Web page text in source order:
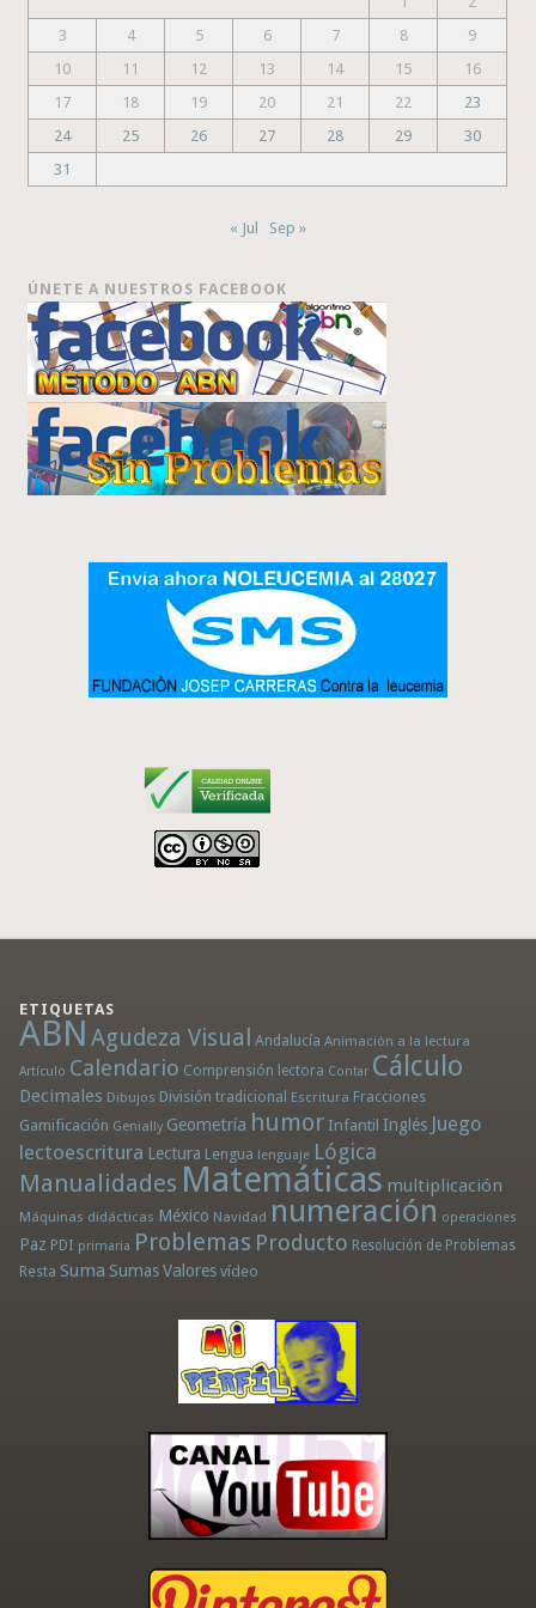
3
4 5 6 7 8
9
10
11 12 13 14 15
16
17
18 19 20 21 22
23
24
25 26 27 28 29
30
31
« Jul Sep »
ÚNETE A NUESTROS FACEBOOK
ETIQUETAS
ABN Agudeza Visual Andalucía Animación a la lectura
Artículo Calendario Comprensión lectora Contar Cálculo
Decimales Dibujos División tradicional Escritura Fracciones
Gamificación Genially Geometría humor Infantil Inglés Juego
lectoescritura Lectura Lengua lenguaje Lógica
Manualidades Matemáticas multiplicación
Máquinas didácticas México Navidad numeración operaciones
Paz PDI primaria Problemas Producto Resolución de Problemas
Resta Suma Sumas Valores vídeo